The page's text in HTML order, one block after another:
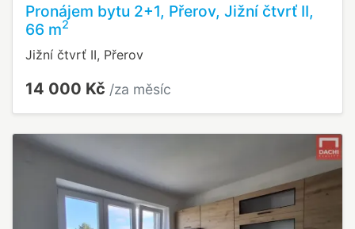
Pronájem bytu 2+1, Přerov, Jižní čtvrť II,
66 m2
Jižní čtvrť II, Přerov
14 000 Kč /za měsíc